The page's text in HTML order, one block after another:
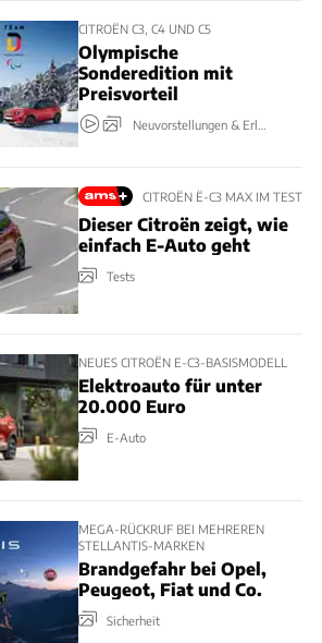
CITROËN C3, C4 UND C5
Olympische
Sonderedition mit
Preisvorteil
Neuvorstellungen & Erlkönige
CITROËN Ë-C3 MAX IM TEST
Dieser Citroën zeigt, wie
einfach E-Auto geht
Tests
NEUES CITROËN E-C3-BASISMODELL
Elektroauto für unter
20.000 Euro
E-Auto
MEGA-RÜCKRUF BEI MEHREREN
STELLANTIS-MARKEN
Brandgefahr bei Opel,
Peugeot, Fiat und Co.
Sicherheit